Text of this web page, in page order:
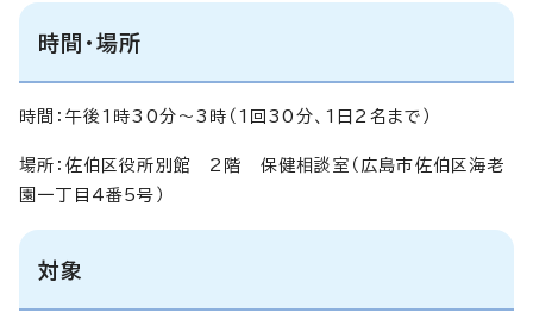
時間・場所
時間：午後1時30分～3時（1回30分、1日2名まで）
場所：佐伯区役所別館 2階 保健相談室（広島市佐伯区海老
園一丁目4番5号）
対象